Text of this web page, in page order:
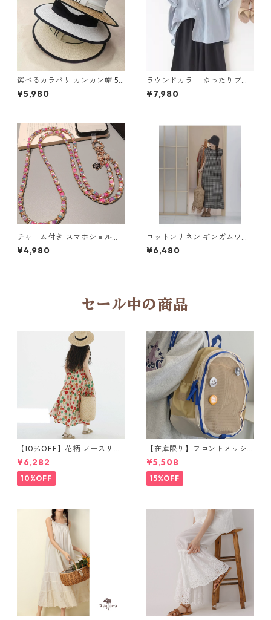
選べるカラバリ カンカン帽 5c
ol Y 260035
¥5,980
ラウンドカラー ゆったりブラ
ウス 4col Y 260067
¥7,980
チャーム付き スマホショルダ
ーストラップ 5col H 260122
¥4,980
コットンリネン ギンガムワン
ピ Y 260076
¥6,480
セール中の商品
【10％OFF】花柄 ノースリー
ブワンピース 10768
¥6,282
10%OFF
【在庫限り】フロントメッシ
ュ バックパック M 2col 11170
¥5,508
15%OFF